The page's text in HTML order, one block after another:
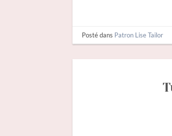
Posté dans Patron Lise Tailor